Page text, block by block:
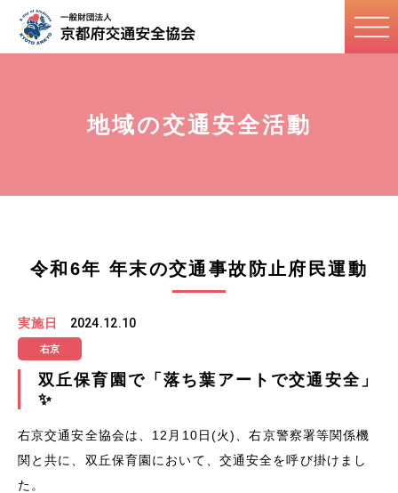
地域の交通安全活動
令和6年 年末の交通事故防止府民運動
実施日 2024.12.10
右京
双丘保育園で「落ち葉アートで交通安全」
✨
右京交通安全協会は、12月10日(火)、右京警察署等関係機
関と共に、双丘保育園において、交通安全を呼び掛けまし
た。